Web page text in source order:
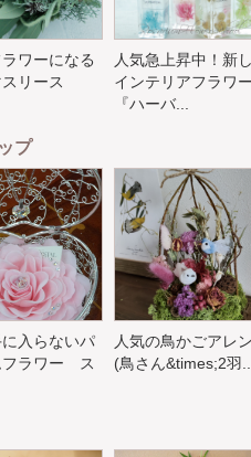
ラワーになる
リース
人気急上昇中！新
インテリアフラワ
『ハーバ...
プ
入らないパ
フラワー ス
人気の鳥かごアレ
(鳥さん&times;2羽